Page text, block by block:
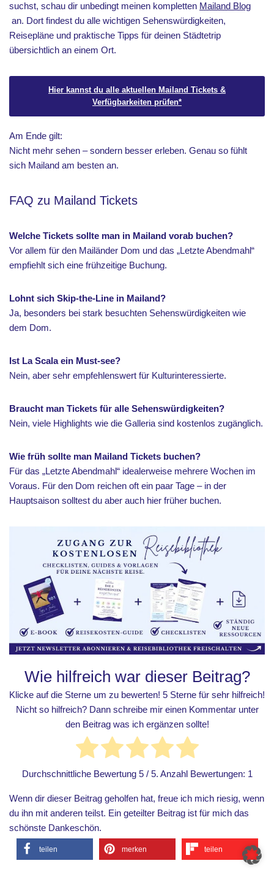
suchst, schau dir unbedingt meinen kompletten Mailand Blog
an. Dort findest du alle wichtigen Sehenswürdigkeiten,
Reisepläne und praktische Tipps für deinen Städtetrip
übersichtlich an einem Ort.
Hier kannst du alle aktuellen Mailand Tickets &
Verfügbarkeiten prüfen*
Am Ende gilt:
Nicht mehr sehen – sondern besser erleben. Genau so fühlt
sich Mailand am besten an.
FAQ zu Mailand Tickets
Welche Tickets sollte man in Mailand vorab buchen?
Vor allem für den Mailänder Dom und das „Letzte Abendmahl“
empfiehlt sich eine frühzeitige Buchung.
Lohnt sich Skip-the-Line in Mailand?
Ja, besonders bei stark besuchten Sehenswürdigkeiten wie
dem Dom.
Ist La Scala ein Must-see?
Nein, aber sehr empfehlenswert für Kulturinteressierte.
Braucht man Tickets für alle Sehenswürdigkeiten?
Nein, viele Highlights wie die Galleria sind kostenlos zugänglich.
Wie früh sollte man Mailand Tickets buchen?
Für das „Letzte Abendmahl“ idealerweise mehrere Wochen im
Voraus. Für den Dom reichen oft ein paar Tage – in der
Hauptsaison solltest du aber auch hier früher buchen.
Wie hilfreich war dieser Beitrag?
Klicke auf die Sterne um zu bewerten! 5 Sterne für sehr hilfreich!
Nicht so hilfreich? Dann schreibe mir einen Kommentar unter
den Beitrag was ich ergänzen sollte!
Durchschnittliche Bewertung 5/ 5. Anzahl Bewertungen: 1
Wenn dir dieser Beitrag geholfen hat, freue ich mich riesig, wenn
du ihn mit anderen teilst. Ein geteilter Beitrag ist für mich das
schönste Dankeschön.
teilen merken teilen